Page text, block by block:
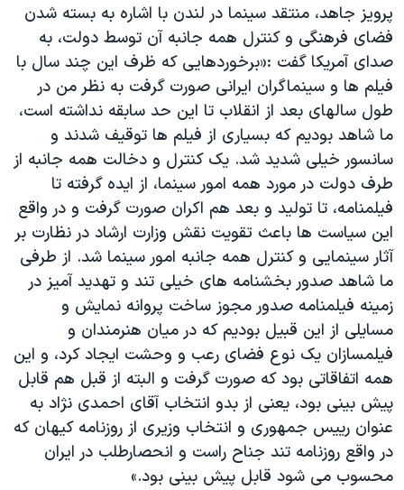
نرگس محمدی برنده جایزه نوبل صلح
همایش محافظه‌کاران آمریکا «سی‌پک»
صفحه‌های ویژه
سفر پرزیدنت ترامپ به چین
پرویز جاهد، منتقد سینما در لندن با اشاره به بسته شدن
فضای فرهنگی و کنترل همه جانبه آن توسط دولت، به
صدای آمریکا گفت :«برخوردهایی که ظرف این چند سال با
فیلم ها و سینماگران ایرانی صورت گرفت به نظر من در
طول سالهای بعد از انقلاب تا این حد سابقه نداشته است،
ما شاهد بودیم که بسیاری از فیلم ها توقیف شدند و
سانسور خیلی شدید شد. یک کنترل و دخالت همه جانبه از
طرف دولت در مورد همه امور سینما، از ایده گرفته تا
فیلمنامه، تا تولید و بعد هم اکران صورت گرفت و در واقع
این سیاست ها باعث تقویت نقش وزارت ارشاد در نظارت بر
آثار سینمایی و کنترل همه جانبه امور سینما شد. از طرفی
ما شاهد صدور بخشنامه های خیلی تند و تهدید آمیز در
زمینه فیلمنامه صدور مجوز ساخت پروانه نمایش و
مسایلی از این قبیل بودیم که در میان هنرمندان و
فیلمسازان یک نوع فضای رعب و وحشت ایجاد کرد، و این
همه اتفاقاتی بود که صورت گرفت و البته از قبل هم قابل
پیش بینی بود، یعنی از بدو انتخاب آقای احمدی نژاد به
عنوان رییس جمهوری و انتخاب وزیری از روزنامه کیهان که
در واقع روزنامه تند جناح راست و انحصارطلب در ایران
محسوب می شود قابل پیش بینی بود.»